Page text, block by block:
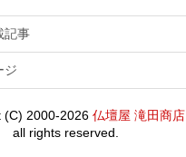
記事
ジ
(C) 2000-2026 仏壇屋 滝田商店
all rights reserved.